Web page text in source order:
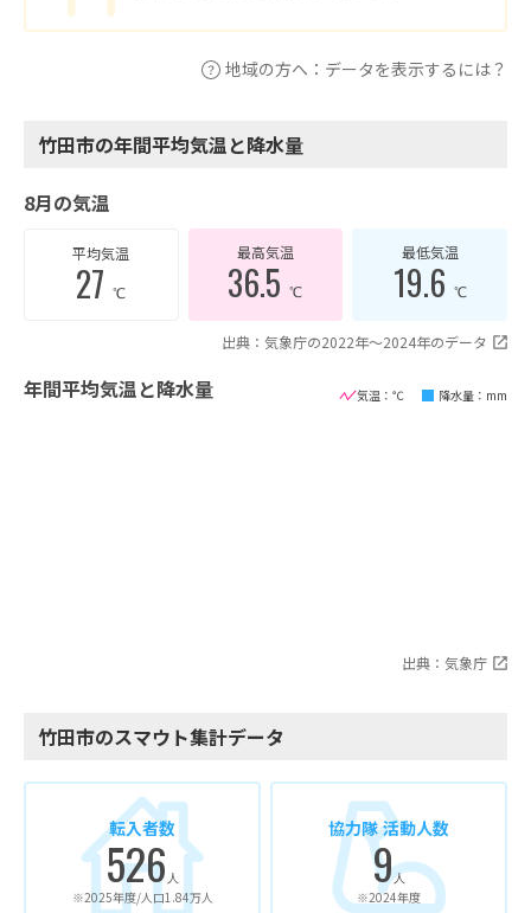
地域の方へ：データを表示するには？
竹田市の年間平均気温と降水量
8月の気温
平均気温
27℃
最高気温
36.5℃
最低気温
19.6 ℃
出典：気象庁の2022年〜2024年のデータ
年間平均気温と降水量 気温：℃ 降水量：mm
出典：気象庁
竹田市のスマウト集計データ
転入者数
526 人
※2025年度/人口1.84万人
協力隊 活動人数
9人
※2024年度